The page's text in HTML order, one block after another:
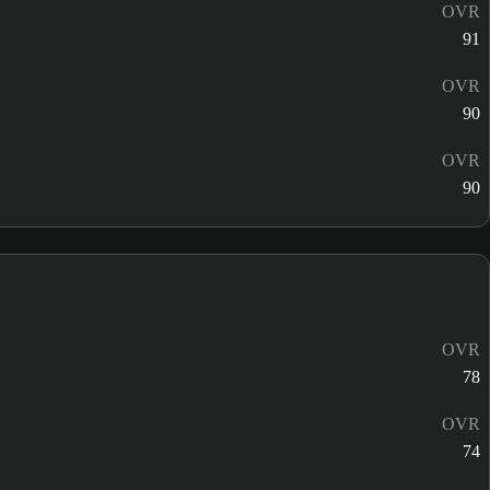
OVR
91
OVR
90
OVR
90
OVR
78
OVR
74